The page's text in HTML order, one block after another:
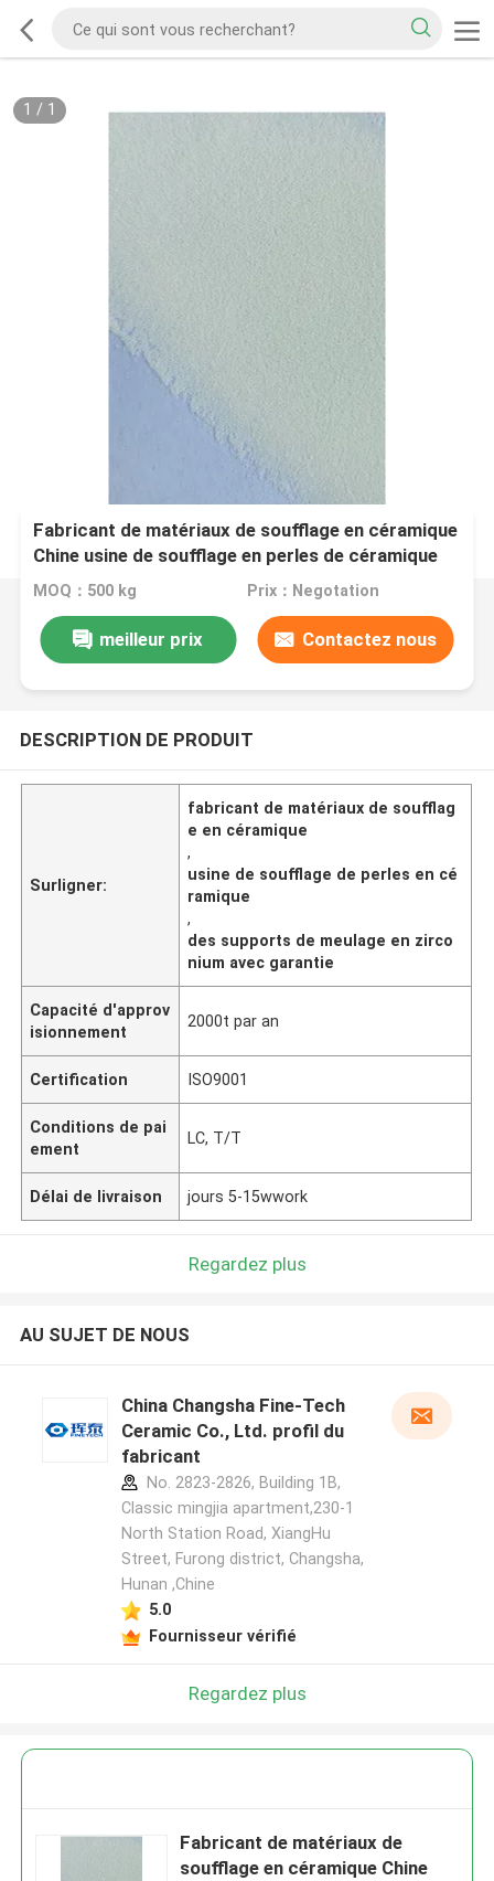
1 / 1
Fabricant de matériaux de soufflage en céramique
Chine usine de soufflage en perles de céramique
MOQ：500 kg Prix：Negotation
meilleur prix Contactez nous
DESCRIPTION DE PRODUIT
Surligner:
fabricant de matériaux de soufflag
e en céramique
,
usine de soufflage de perles en cé
ramique
,
des supports de meulage en zirco
nium avec garantie
Capacité d'approv
isionnement
2000t par an
Certification ISO9001
Conditions de pai
ement
LC, T/T
Délai de livraison jours 5-15wwork
Regardez plus
AU SUJET DE NOUS
China Changsha Fine-Tech
Ceramic Co., Ltd. profil du
fabricant
No. 2823-2826, Building 1B,
Classic mingjia apartment,230-1
North Station Road, XiangHu
Street, Furong district, Changsha,
Hunan ,Chine
5.0
Fournisseur vérifié
Regardez plus
Fabricant de matériaux de
soufflage en céramique Chine